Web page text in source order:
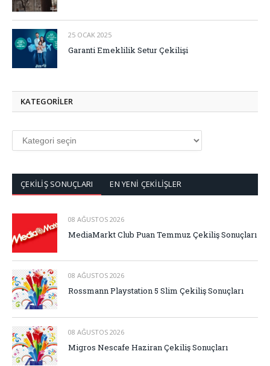
25 OCAK 2025
Garanti Emeklilik Setur Çekilişi
KATEGORİLER
KATEGORİLER
ÇEKİLİŞ SONUÇLARI EN YENİ ÇEKİLİŞLER
08 AĞUSTOS 2026
MediaMarkt Club Puan Temmuz Çekiliş Sonuçları
08 AĞUSTOS 2026
Rossmann Playstation 5 Slim Çekiliş Sonuçları
08 AĞUSTOS 2026
Migros Nescafe Haziran Çekiliş Sonuçları